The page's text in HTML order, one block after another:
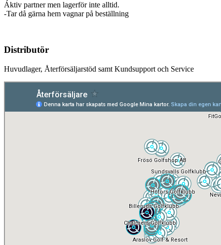
Áktiv partner men lagerför inte alltid.
-Tar då gärna hem vagnar på beställning
Distributör
Huvudlager, Återförsäljarstöd samt Kundsupport och Service